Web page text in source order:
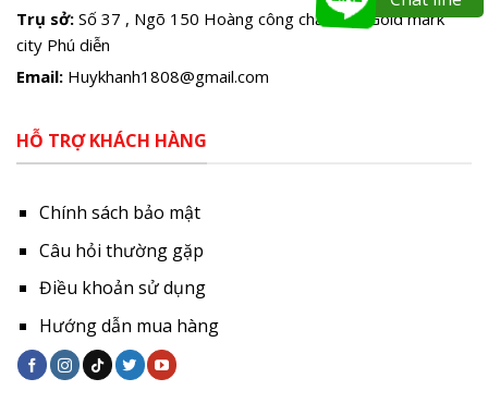
Trụ sở: Số 37 , Ngõ 150 Hoàng công chất Mặt Gold mark
city Phú diễn
Email: Huykhanh1808@gmail.com
HỖ TRỢ KHÁCH HÀNG
Chính sách bảo mật
Câu hỏi thường gặp
Điều khoản sử dụng
Hướng dẫn mua hàng